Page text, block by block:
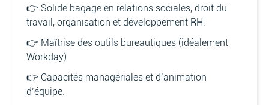
👉 Solide bagage en relations sociales, droit du
travail, organisation et développement RH.
👉 Maîtrise des outils bureautiques (idéalement
Workday)
👉 Capacités managériales et d’animation
d’équipe.